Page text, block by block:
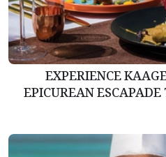
EXPERIENCE
EPICUREAN